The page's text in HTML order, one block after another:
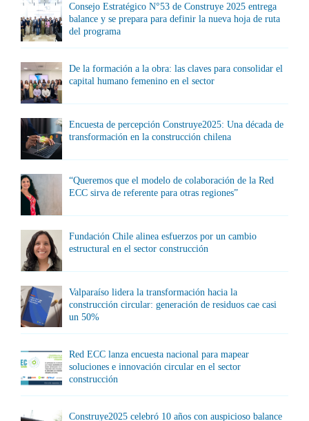
Consejo Estratégico N°53 de Construye 2025 entrega
balance y se prepara para definir la nueva hoja de ruta
del programa
De la formación a la obra: las claves para consolidar el
capital humano femenino en el sector
Encuesta de percepción Construye2025: Una década de
transformación en la construcción chilena
“Queremos que el modelo de colaboración de la Red
ECC sirva de referente para otras regiones”
Fundación Chile alinea esfuerzos por un cambio
estructural en el sector construcción
Valparaíso lidera la transformación hacia la
construcción circular: generación de residuos cae casi
un 50%
Red ECC lanza encuesta nacional para mapear
soluciones e innovación circular en el sector
construcción
Construye2025 celebró 10 años con auspicioso balance